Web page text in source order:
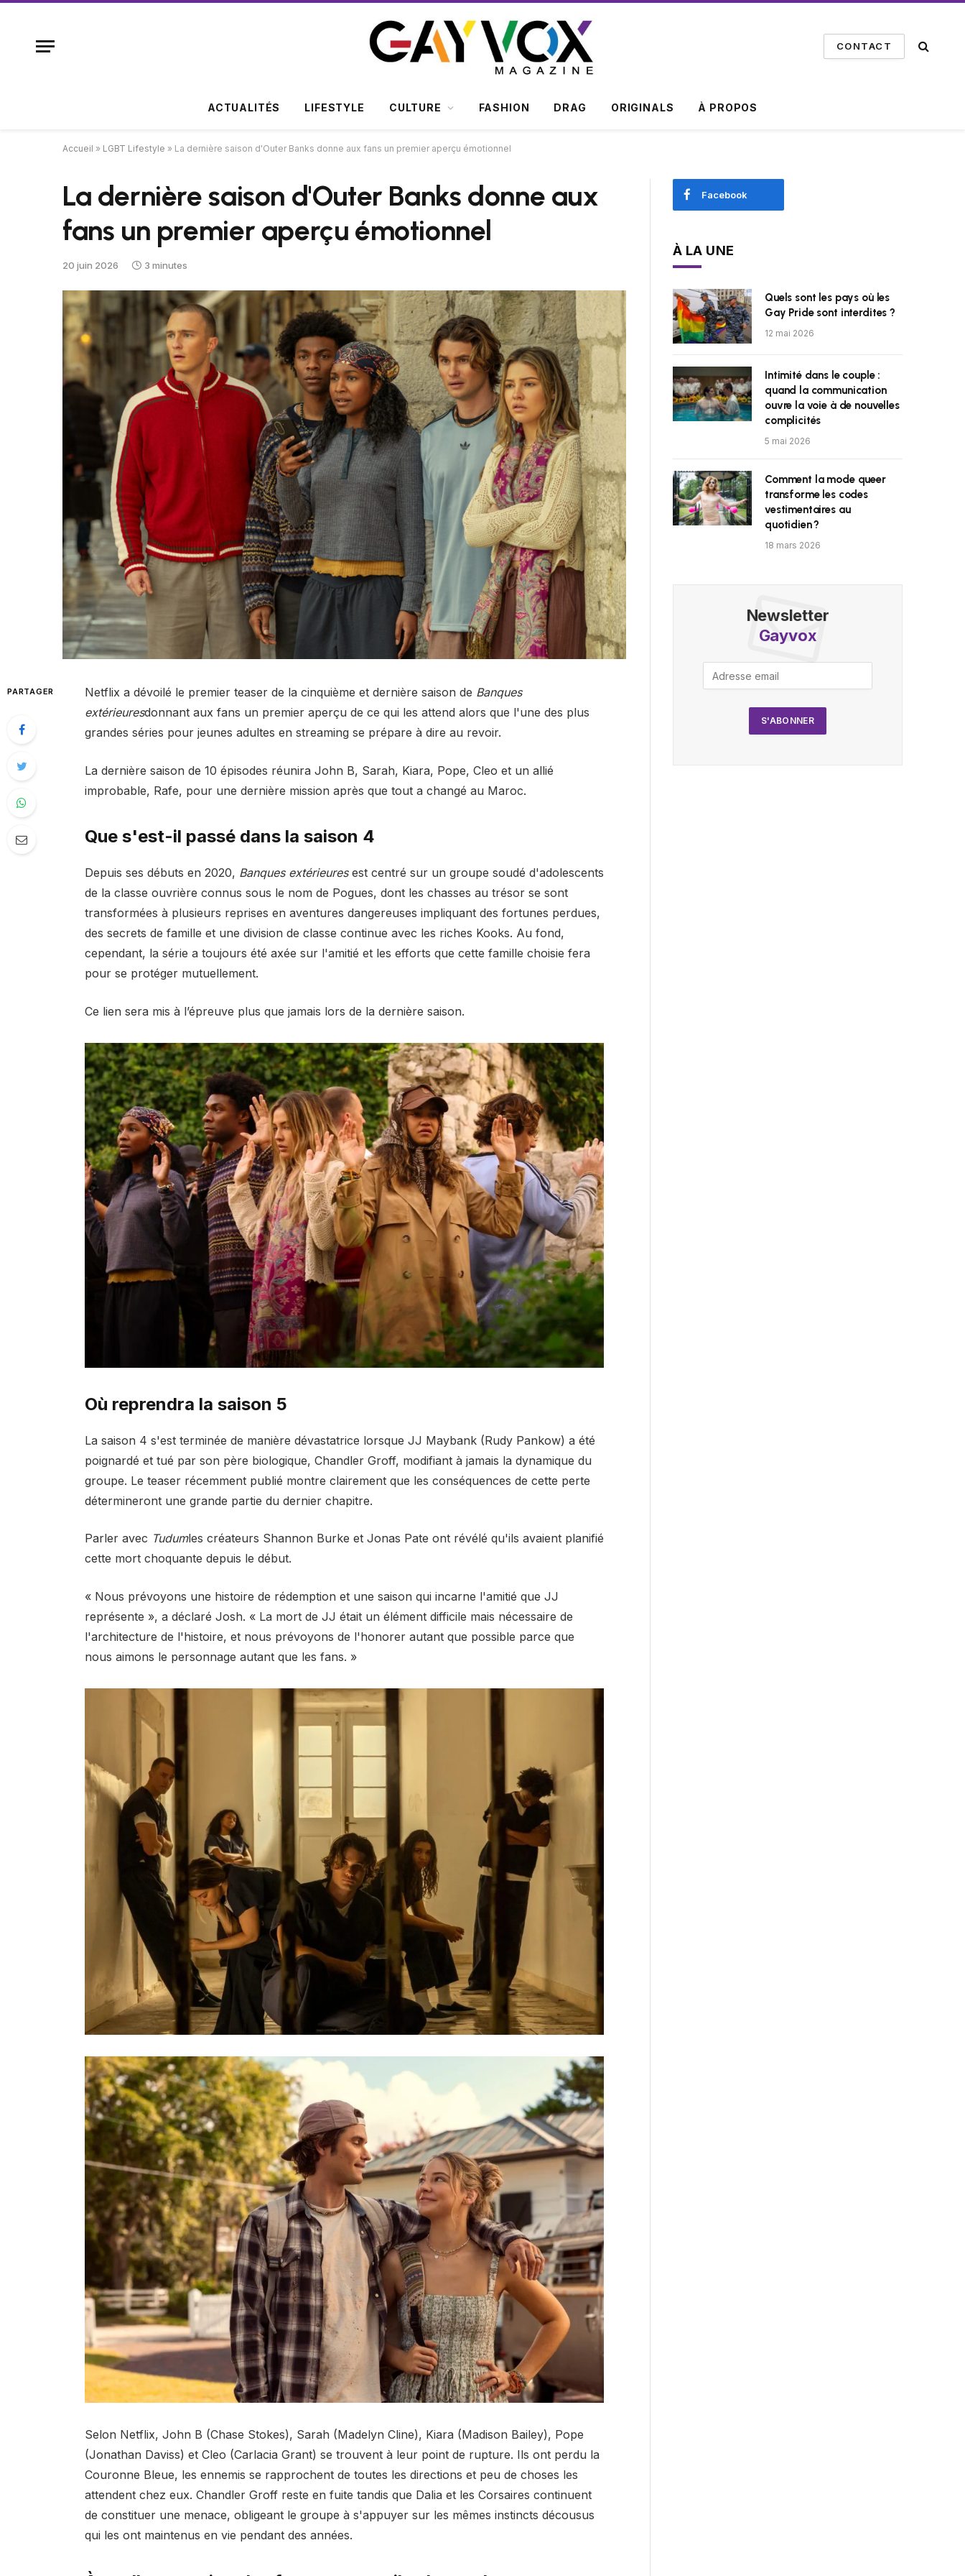
CONTACT
ACTUALITÉS LIFESTYLE CULTURE FASHION DRAG ORIGINALS À PROPOS
Accueil » LGBT Lifestyle » La dernière saison d'Outer Banks donne aux fans un premier aperçu émotionnel
La dernière saison d'Outer Banks donne aux
fans un premier aperçu émotionnel
20 juin 2026 3 minutes
PARTAGER Netflix a dévoilé le premier teaser de la cinquième et dernière saison de Banques
extérieuresdonnant aux fans un premier aperçu de ce qui les attend alors que l'une des plus
grandes séries pour jeunes adultes en streaming se prépare à dire au revoir.
La dernière saison de 10 épisodes réunira John B, Sarah, Kiara, Pope, Cleo et un allié
improbable, Rafe, pour une dernière mission après que tout a changé au Maroc.
Que s'est-il passé dans la saison 4
Depuis ses débuts en 2020, Banques extérieuresest centré sur un groupe soudé d'adolescents
de la classe ouvrière connus sous le nom de Pogues, dont les chasses au trésor se sont
transformées à plusieurs reprises en aventures dangereuses impliquant des fortunes perdues,
des secrets de famille et une division de classe continue avec les riches Kooks. Au fond,
cependant, la série a toujours été axée sur l'amitié et les efforts que cette famille choisie fera
pour se protéger mutuellement.
Ce lien sera mis à l’épreuve plus que jamais lors de la dernière saison.
Où reprendra la saison 5
La saison 4 s'est terminée de manière dévastatrice lorsque JJ Maybank (Rudy Pankow) a été
poignardé et tué par son père biologique, Chandler Groff, modifiant à jamais la dynamique du
groupe. Le teaser récemment publié montre clairement que les conséquences de cette perte
détermineront une grande partie du dernier chapitre.
Parler avec Tudumles créateurs Shannon Burke et Jonas Pate ont révélé qu'ils avaient planifié
cette mort choquante depuis le début.
« Nous prévoyons une histoire de rédemption et une saison qui incarne l'amitié que JJ
représente », a déclaré Josh. « La mort de JJ était un élément difficile mais nécessaire de
l'architecture de l'histoire, et nous prévoyons de l'honorer autant que possible parce que
nous aimons le personnage autant que les fans. »
Selon Netflix, John B (Chase Stokes), Sarah (Madelyn Cline), Kiara (Madison Bailey), Pope
(Jonathan Daviss) et Cleo (Carlacia Grant) se trouvent à leur point de rupture. Ils ont perdu la
Couronne Bleue, les ennemis se rapprochent de toutes les directions et peu de choses les
attendent chez eux. Chandler Groff reste en fuite tandis que Dalia et les Corsaires continuent
de constituer une menace, obligeant le groupe à s'appuyer sur les mêmes instincts décousus
qui les ont maintenus en vie pendant des années.
Facebook
À LA UNE
Quels sont les pays où les
Gay Pride sont interdites ?
12 mai 2026
Intimité dans le couple :
quand la communication
ouvre la voie à de nouvelles
complicités
5 mai 2026
Comment la mode queer
transforme les codes
vestimentaires au
quotidien ?
18 mars 2026
Newsletter
Gayvox